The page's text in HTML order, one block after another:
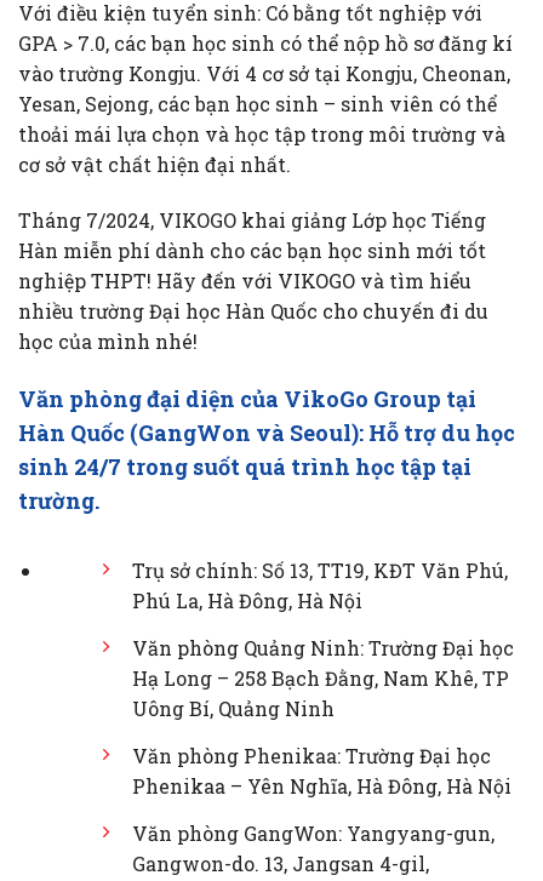
Với điều kiện tuyển sinh: Có bằng tốt nghiệp với
GPA > 7.0, các bạn học sinh có thể nộp hồ sơ đăng kí
vào trường Kongju. Với 4 cơ sở tại Kongju, Cheonan,
Yesan, Sejong, các bạn học sinh – sinh viên có thể
thoải mái lựa chọn và học tập trong môi trường và
cơ sở vật chất hiện đại nhất.
Tháng 7/2024, VIKOGO khai giảng Lớp học Tiếng
Hàn miễn phí dành cho các bạn học sinh mới tốt
nghiệp THPT! Hãy đến với VIKOGO và tìm hiểu
nhiều trường Đại học Hàn Quốc cho chuyến đi du
học của mình nhé!
Văn phòng đại diện của VikoGo Group tại
Hàn Quốc (GangWon và Seoul): Hỗ trợ du học
sinh 24/7 trong suốt quá trình học tập tại
trường.
Trụ sở chính: Số 13, TT19, KĐT Văn Phú,
Phú La, Hà Đông, Hà Nội
Văn phòng Quảng Ninh: Trường Đại học
Hạ Long – 258 Bạch Đằng, Nam Khê, TP
Uông Bí, Quảng Ninh
Văn phòng Phenikaa: Trường Đại học
Phenikaa – Yên Nghĩa, Hà Đông, Hà Nội
Văn phòng GangWon: Yangyang-gun,
Gangwon-do. 13, Jangsan 4-gil,